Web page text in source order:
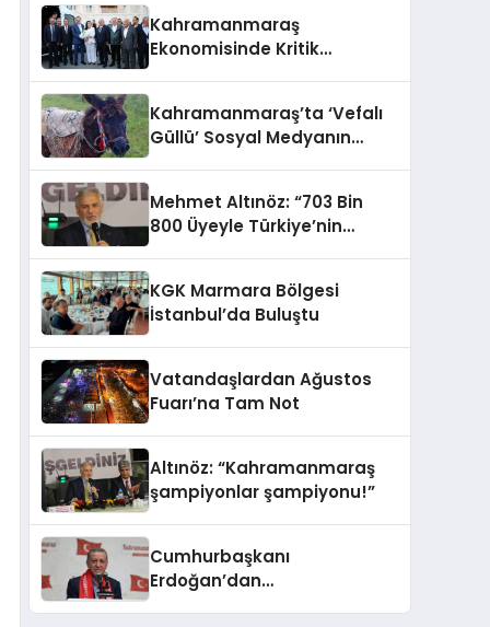
Kahramanmaraş
Ekonomisinde Kritik
Kahramanmaraş’ta ‘Vefalı
Güllü’ Sosyal Medyanın
Mehmet Altınöz: “703 Bin
800 Üyeyle Türkiye’nin
KGK Marmara Bölgesi
İstanbul’da Buluştu
Vatandaşlardan Ağustos
Fuarı’na Tam Not
Altınöz: “Kahramanmaraş
şampiyonlar şampiyonu!”
Cumhurbaşkanı
Erdoğan’dan